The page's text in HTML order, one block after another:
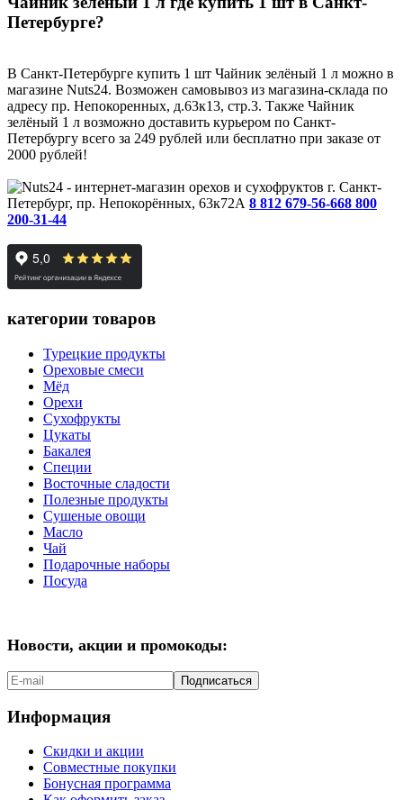
Петербурге?
В Санкт-Петербурге купить 1 шт Чайник зелёный 1 л можно в
магазине Nuts24. Возможен самовывоз из магазина-склада по
адресу пр. Непокоренных, д.63к13, стр.3. Также Чайник
зелёный 1 л возможно доставить курьером по Санкт-
Петербургу всего за 249 рублей или бесплатно при заказе от
2000 рублей!
г. Санкт-
Петербург, пр. Непокорённых, 63к72А 8 812 679-56-668 800
200-31-44
категории товаров
Турецкие продукты
Ореховые смеси
Мёд
Орехи
Сухофрукты
Цукаты
Бакалея
Специи
Восточные сладости
Полезные продукты
Сушеные овощи
Масло
Чай
Подарочные наборы
Посуда
Новости, акции и промокоды:
Подписаться
Информация
Скидки и акции
Совместные покупки
Бонусная программа